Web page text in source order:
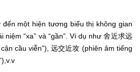
một hiện tương biểu thị không gian
niệm “xa” và “gần”. Ví dụ như 舍近求远
cầu viễn”), 远交近攻 (phiên âm tiếng